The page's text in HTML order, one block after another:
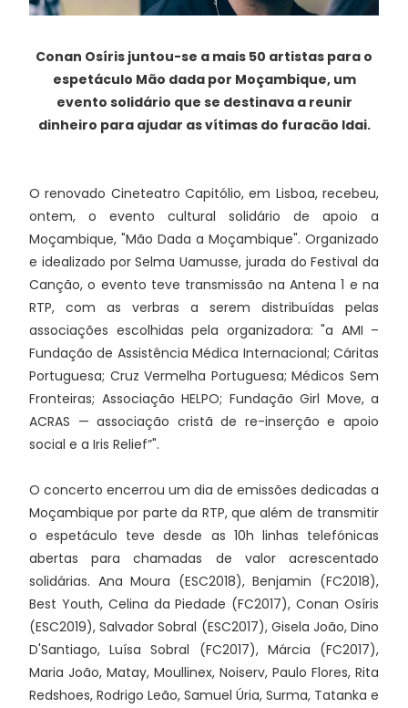
Conan Osíris juntou-se a mais 50 artistas para o
espetáculo Mão dada por Moçambique, um
evento solidário que se destinava a reunir
dinheiro para ajudar as vítimas do furacão Idai.
O renovado Cineteatro Capitólio, em Lisboa, recebeu,
ontem, o evento cultural solidário de apoio a
Moçambique, "Mão Dada a Moçambique". Organizado
e idealizado por Selma Uamusse, jurada do Festival da
Canção, o evento teve transmissão na Antena 1 e na
RTP, com as verbras a serem distribuídas pelas
associações escolhidas pela organizadora: "a AMI –
Fundação de Assistência Médica Internacional; Cáritas
Portuguesa; Cruz Vermelha Portuguesa; Médicos Sem
Fronteiras; Associação HELPO; Fundação Girl Move, a
ACRAS — associação cristã de re-inserção e apoio
social e a Iris Relief”".
O concerto encerrou um dia de emissões dedicadas a
Moçambique por parte da RTP, que além de transmitir
o espetáculo teve desde as 10h linhas telefónicas
abertas para chamadas de valor acrescentado
solidárias. Ana Moura (ESC2018), Benjamin (FC2018),
Best Youth, Celina da Piedade (FC2017), Conan Osíris
(ESC2019), Salvador Sobral (ESC2017), Gisela João, Dino
D'Santiago, Luísa Sobral (FC2017), Márcia (FC2017),
Maria João, Matay, Moullinex, Noiserv, Paulo Flores, Rita
Redshoes, Rodrigo Leão, Samuel Úria, Surma, Tatanka e